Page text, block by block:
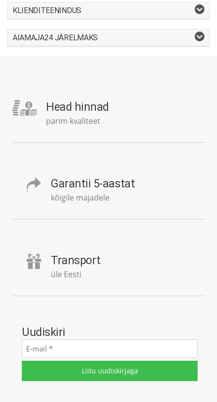
KLIENDITEENINDUS
AIAMAJA24 JÄRELMAKS
Head hinnad
parim kvaliteet
Garantii 5-aastat
kõigile majadele
Transport
üle Eesti
Uudiskiri
E-
mail